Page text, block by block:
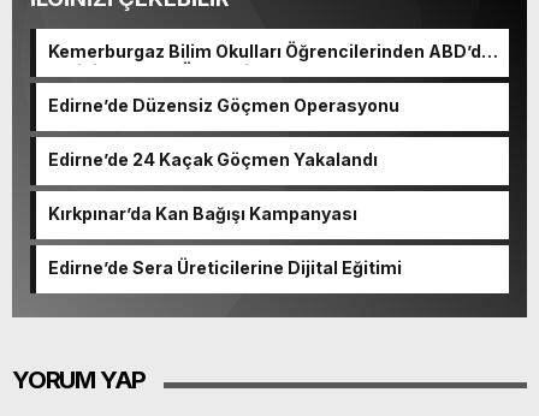
Kemerburgaz Bilim Okulları Öğrencilerinden ABD’de
Tarihi Başarı: 6 Öğrenci 14 Madalya Kazandı
Edirne’de Düzensiz Göçmen Operasyonu
Edirne’de 24 Kaçak Göçmen Yakalandı
Kırkpınar’da Kan Bağışı Kampanyası
Edirne’de Sera Üreticilerine Dijital Eğitimi
YORUM YAP